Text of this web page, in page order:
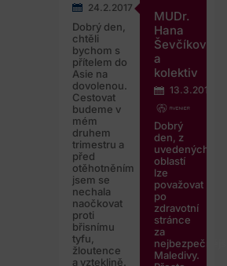
24.2.2017
Dobrý den,
chtěli
bychom s
přítelem do
Asie na
dovolenou.
Cestovat
budeme v
mém
druhem
trimestru a
před
otěhotněním
jsem se
nechala
naočkovat
proti
břisnímu
tyfu,
žloutence
a vzteklině.
MUDr.
Hana
Ševčíková
a
kolektiv
13.3.2017
Dobrý
den, z
uvedených
oblastí
lze
považovat
po
zdravotní
stránce
za
Maledivy.